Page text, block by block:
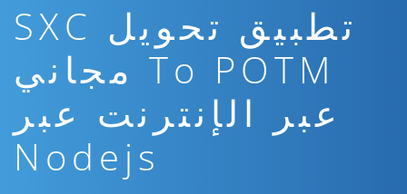
تطبيق تحويل SXC
To POTM مجاني
عبر الإنترنت عبر
Nodejs